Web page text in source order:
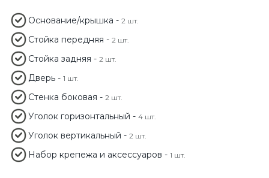
Основание/крышка - 2 шт.
Стойка передняя - 2 шт.
Стойка задняя - 2 шт.
Дверь - 1 шт.
Стенка боковая - 2 шт.
Уголок горизонтальный - 4 шт.
Уголок вертикальный - 2 шт.
Набор крепежа и аксессуаров - 1 шт.